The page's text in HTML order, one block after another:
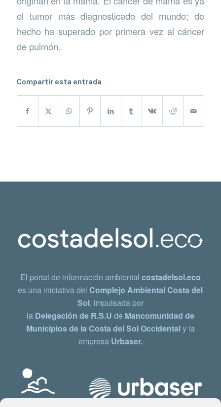
el tumor más diagnosticado del mundo; de
hecho ha superado por primera vez al cáncer
de pulmón.
Compartir esta entrada
El portal de información ambiental costadelsol.eco
es una iniciativa delComplejo Ambiental Costa del
Sol, impulsada por
la Delegación de R.S.U de Mancomunidad de
Municipios de la Costa del Sol Occidentaly la
empresa Urbaser.